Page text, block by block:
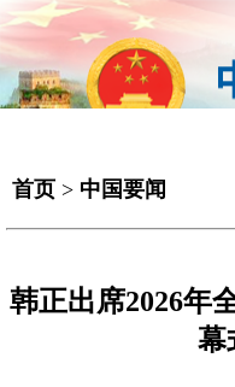
首页 > 中国要闻
韩正出席2026年
幕